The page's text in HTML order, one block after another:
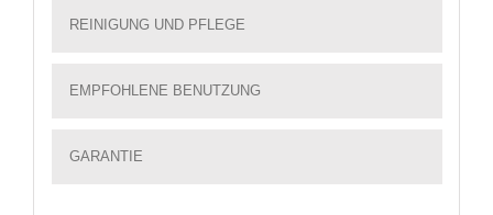
REINIGUNG UND PFLEGE
EMPFOHLENE BENUTZUNG
GARANTIE